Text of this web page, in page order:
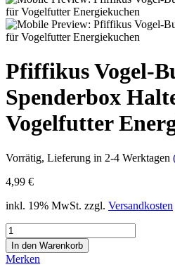
Pfiffikus Vogel-
Spenderbox
Vogelfutter
Vorrätig, Lieferung in 2-4 Werktagen
4,99 €
inkl. 19% MwSt. zzgl. Versandkosten
Merken